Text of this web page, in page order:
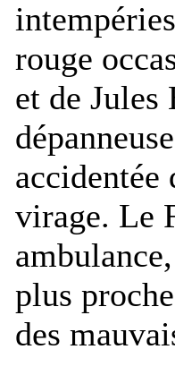
rouge
et de
accidentée
virage. Le
plus
des